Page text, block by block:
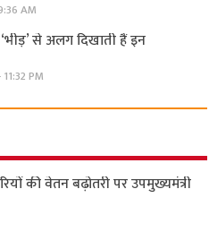
AM
से अलग दिखाती हैं इन
PM
की वेतन बढ़ोतरी पर उपमुख्यमंत्री